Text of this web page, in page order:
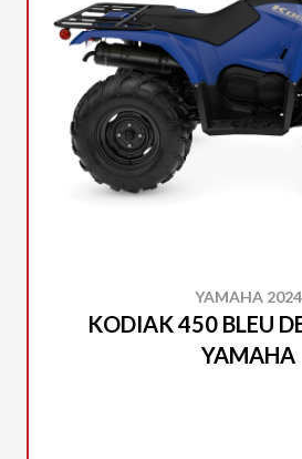
YAMAHA 2024
KODIAK 450 BLEU
YAMAHA